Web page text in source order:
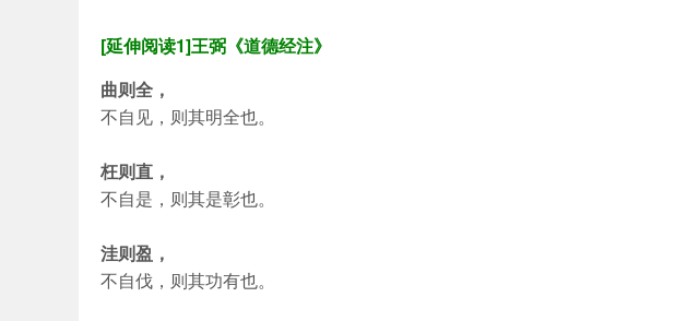
[延伸阅读1]王弼《道德经注》
曲则全，
不自见，则其明全也。
枉则直，
不自是，则其是彰也。
洼则盈，
不自伐，则其功有也。